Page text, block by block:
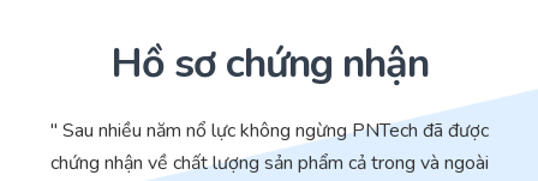
Hồ sơ chứng nhận
" Sau nhiều năm nổ lực không ngừng PNTech đã được
chứng nhận về chất lượng sản phẩm cả trong và ngoài